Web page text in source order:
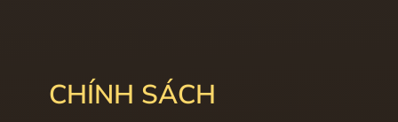
CHÍNH SÁCH